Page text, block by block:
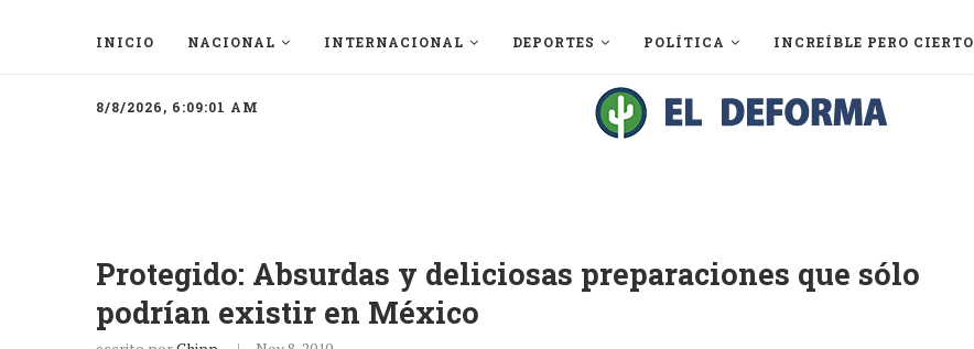
INICIO NACIONAL INTERNACIONAL DEPORTES POLÍTICA INCREÍBLE PERO CIERTO
8/8/2026, 6:09:01 AM
Protegido: Absurdas y deliciosas preparaciones que sólo
podrían existir en México